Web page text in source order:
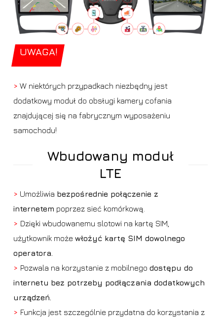
UWAGA!
> W niektórych przypadkach niezbędny jest
dodatkowy moduł do obsługi kamery cofania
znajdującej się na fabrycznym wyposażeniu
samochodu!
Wbudowany moduł
LTE
> Umożliwia bezpośrednie połączenie z
internetem poprzez sieć komórkową.
> Dzięki wbudowanemu slotowi na kartę SIM,
użytkownik może włożyć kartę SIM dowolnego
operatora.
> Pozwala na korzystanie z mobilnego dostępu do
internetu bez potrzeby podłączania dodatkowych
urządzeń.
> Funkcja jest szczególnie przydatna do korzystania z